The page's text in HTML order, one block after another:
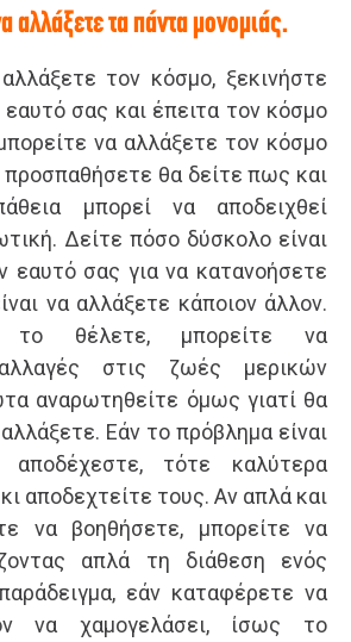
αλλάξετε τα πάντα μονομιάς.
τον κόσμο, ξεκινήστε
σας και έπειτα τον κόσμο
να αλλάξετε τον κόσμο
προσπαθήσετε θα δείτε πως και
μπορεί να αποδειχθεί
Δείτε πόσο δύσκολο είναι
εαυτό σας για να κατανοήσετε
να αλλάξετε κάποιον άλλον.
το θέλετε, μπορείτε να
στις ζωές μερικών
αναρωτηθείτε όμως γιατί θα
Εάν το πρόβλημα είναι
τότε καλύτερα
αποδεχτείτε τους. Αν απλά και
να βοηθήσετε, μπορείτε να
απλά τη διάθεση ενός
εάν καταφέρετε να
να χαμογελάσει, ίσως το